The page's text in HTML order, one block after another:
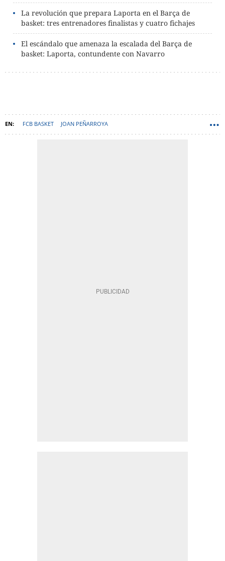
La revolución que prepara Laporta en el Barça de
basket: tres entrenadores finalistas y cuatro fichajes
El escándalo que amenaza la escalada del Barça de
basket: Laporta, contundente con Navarro
FCB BASKET JOAN PEÑARROYA